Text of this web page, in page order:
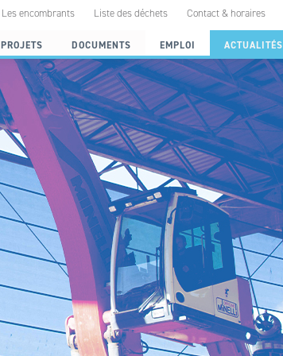
Les encombrants Liste des déchets Contact & horaires
PROJETS DOCUMENTS EMPLOI ACTUALITÉS